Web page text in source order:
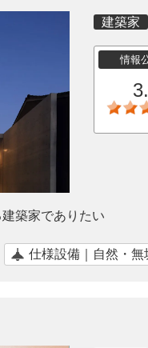
建築家
情報
築家でありたい
仕様設備｜自然・無